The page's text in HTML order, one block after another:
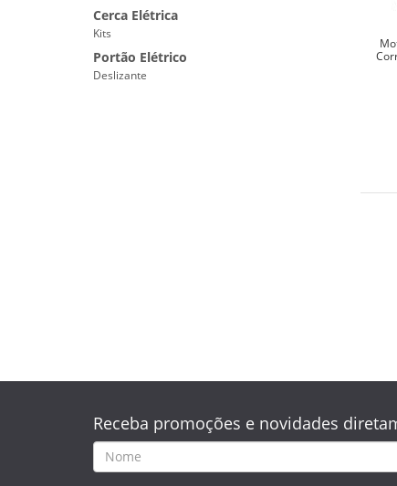
Cerca Elétrica
Kits
Portão Elétrico
Deslizante
Receba promoções e novidades